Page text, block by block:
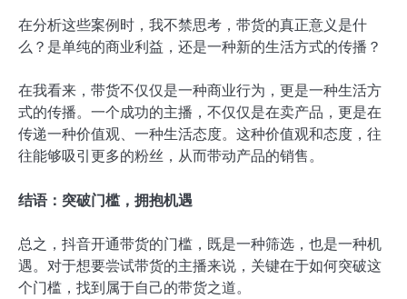
在分析这些案例时，我不禁思考，带货的真正意义是什
么？是单纯的商业利益，还是一种新的生活方式的传播？
在我看来，带货不仅仅是一种商业行为，更是一种生活方
式的传播。一个成功的主播，不仅仅是在卖产品，更是在
传递一种价值观、一种生活态度。这种价值观和态度，往
往能够吸引更多的粉丝，从而带动产品的销售。
结语：突破门槛，拥抱机遇
总之，抖音开通带货的门槛，既是一种筛选，也是一种机
遇。对于想要尝试带货的主播来说，关键在于如何突破这
个门槛，找到属于自己的带货之道。